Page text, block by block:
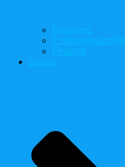
Business
Entrepreneurship
Finance
Social